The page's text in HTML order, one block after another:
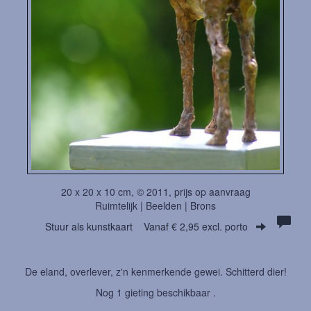
20 x 20 x 10 cm, © 2011, prijs op aanvraag
Ruimtelijk | Beelden | Brons
Stuur als kunstkaart Vanaf € 2,95 excl. porto
De eland, overlever, z'n kenmerkende gewei. Schitterd dier!
Nog 1 gieting beschikbaar .